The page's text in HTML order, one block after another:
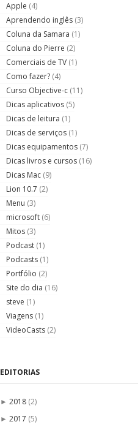
Apple (4)
Aprendendo inglês (3)
Coluna da Samara (1)
Coluna do Pierre (2)
Comerciais de TV (1)
Como fazer? (4)
Curso Objective-c (11)
Dicas aplicativos (5)
Dicas de leitura (1)
Dicas de serviços (1)
Dicas equipamentos (7)
Dicas livros e cursos (16)
Dicas Mac (9)
Lion 10.7 (2)
Menu (3)
microsoft (6)
Mitos (3)
Podcast (1)
Podcasts (1)
Portfólio (2)
Site do dia (16)
steve (1)
Viagens (1)
VideoCasts (2)
EDITORIAS
► 2018 (2)
► 2017 (5)